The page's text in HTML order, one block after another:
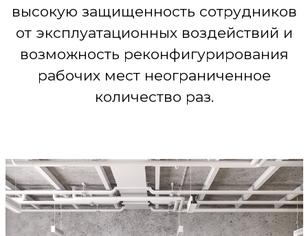
высокую защищенность сотрудников
от эксплуатационных воздействий и
возможность реконфигурирования
рабочих мест неограниченное
количество раз.